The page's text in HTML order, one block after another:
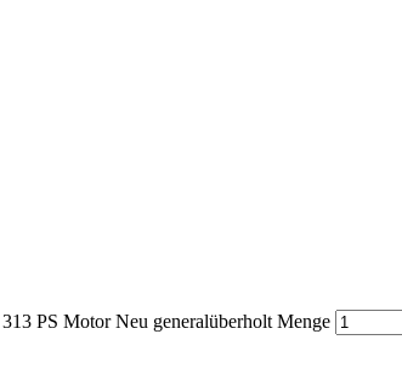
PS Motor Neu generalüberholt Menge